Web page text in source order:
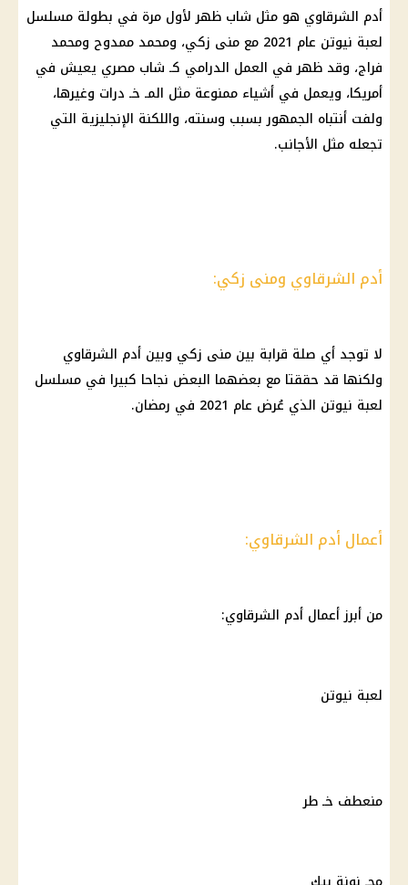
أدم الشرقاوي هو مثل شاب ظهر لأول مرة في بطولة مسلسل
لعبة نيوتن عام 2021 مع منى زكي، ومحمد ممدوح ومحمد
فراج، وقد ظهر في العمل الدرامي كـ شاب مصري يعيش في
أمريكا، ويعمل في أشياء ممنوعة مثل المـ خـ درات وغيرها،
ولفت أنتباه الجمهور بسبب وسنته، واللكنة الإنجليزية التي
تجعله مثل الأجانب.
أدم الشرقاوي ومنى زكي:
لا توجد أي صلة قرابة بين منى زكي وبين أدم الشرقاوي
ولكنها قد حققتا مع بعضهما البعض نجاحا كبيرا في مسلسل
لعبة نيوتن الذي عُرض عام 2021 في رمضان.
أعمال أدم الشرقاوي:
من أبرز أعمال أدم الشرقاوي:
لعبة نيوتن
منعطف خـ طر